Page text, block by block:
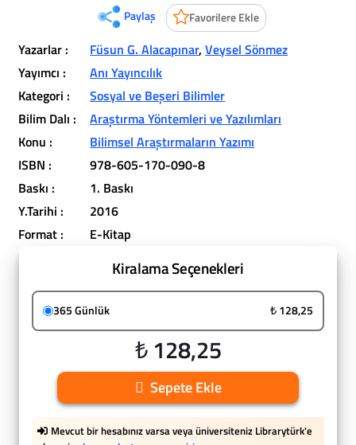
Paylaş Favorilere Ekle
Yazarlar : Füsun G. Alacapınar,Veysel Sönmez
Yayımcı :
Anı Yayıncılık
Kategori :
Sosyal ve Beşeri Bilimler
Bilim Dalı :
Araştırma Yöntemleri ve Yazılımları
Konu :
Bilimsel Araştırmaların Yazımı
ISBN :
978-605-170-090-8
Baskı :
1. Baskı
Y.Tarihi :
2016
Format :
E-Kitap
Kiralama Seçenekleri
365 Günlük ₺ 128,25
₺ 128,25
Sepete Ekle
Mevcut bir hesabınız varsa veya üniversiteniz Librarytürk'e